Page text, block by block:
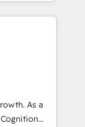
and have
who want
agility
As a